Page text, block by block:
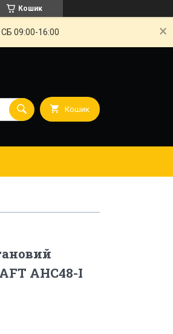
Кошик
09:00-16:00
Кошик
AHC48-I